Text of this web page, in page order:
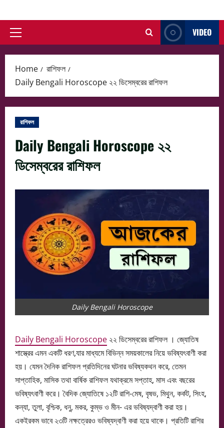
to
contentPrimary
VIDEO
Home
রাশিফল
Daily Bengali Horoscope ২২ ডিসেম্বরের রাশিফল
রাশিফল
Daily Bengali Horoscope ২২
ডিসেম্বরের রাশিফল
Daily Bengali Horoscope
Daily Bengali Horoscope ২২ ডিসেম্বরের রাশিফল । জ্যোতিষ
শাস্ত্রের এমন একটি ধরণ,যার মাধ্যমে বিভিন্ন সময়কালের নিয়ে ভবিষ্যৎবাণী করা
হয়। যেমন দৈনিক রাশিফল প্রতিদিনের ঘটনার ভবিষ্যকথন করে, তেমন
সাপ্তাহিক, মাসিক তথা বার্ষিক রাশিফল যথাক্রমে সপ্তাহ, মাস এবং বছরের
ভবিষ্যৎবাণী করে। বৈদিক জ্যোতিষে ১২টি রাশি-মেষ, বৃষভ, মিথুন, কর্কট, সিংহ,
কন্যা, তুলা, বৃশ্চিক, ধনু, মকর, কুম্ভ ও মীন- এর ভবিষ্যদ্বাণী করা হয়।
একইরকম ভাবে ২৩টি নক্ষত্রেরও ভবিষ্যদ্বাণী করা হয়ে থাকে। প্রতিটি রাশির